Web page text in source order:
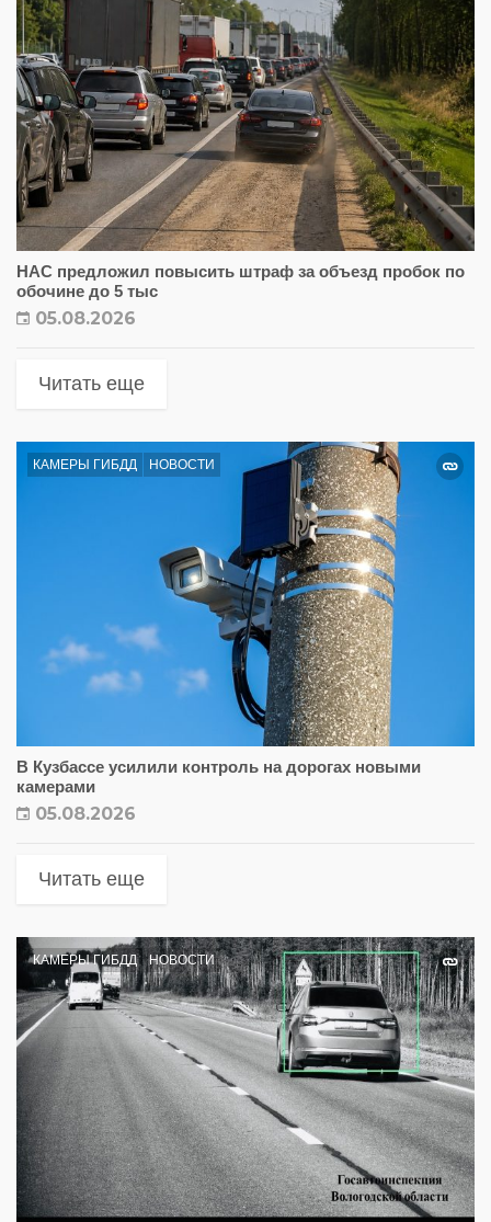
НАС предложил повысить штраф за объезд пробок по
обочине до 5 тыс
05.08.2026
Читать еще
КАМЕРЫ ГИБДД НОВОСТИ
В Кузбассе усилили контроль на дорогах новыми
камерами
05.08.2026
Читать еще
КАМЕРЫ ГИБДД НОВОСТИ